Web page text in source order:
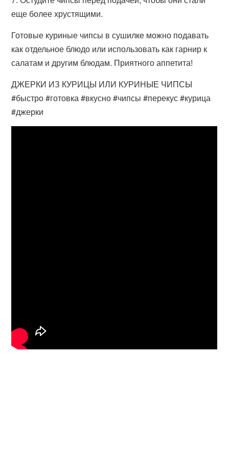
еще более хрустящими.
Готовые куриные чипсы в сушилке можно подавать
как отдельное блюдо или использовать как гарнир к
салатам и другим блюдам. Приятного аппетита!
ДЖЕРКИ ИЗ КУРИЦЫ ИЛИ КУРИНЫЕ ЧИПСЫ
#быстро #готовка #вкусно #чипсы #перекус #курица
#джерки